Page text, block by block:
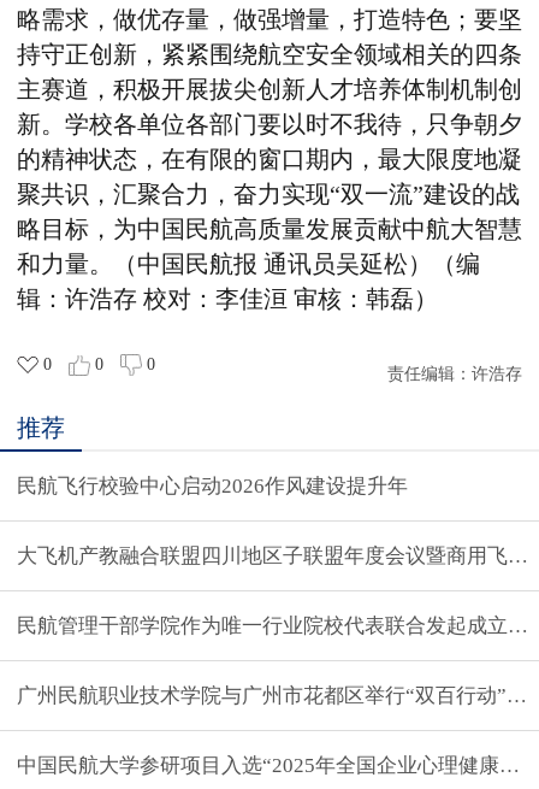
略需求，做优存量，做强增量，打造特色；要坚
持守正创新，紧紧围绕航空安全领域相关的四条
主赛道，积极开展拔尖创新人才培养体制机制创
新。学校各单位各部门要以时不我待，只争朝夕
的精神状态，在有限的窗口期内，最大限度地凝
聚共识，汇聚合力，奋力实现“双一流”建设的战
略目标，为中国民航高质量发展贡献中航大智慧
和力量。（中国民航报 通讯员吴延松）（编
辑：许浩存 校对：李佳洹 审核：韩磊）
0 0 0
责任编辑： 许浩存
推荐
民航飞行校验中心启动2026作风建设提升年
大飞机产教融合联盟四川地区子联盟年度会议暨商用飞
民航管理干部学院作为唯一行业院校代表联合发起成立
广州民航职业技术学院与广州市花都区举行“双百行动”联
中国民航大学参研项目入选“2025年全国企业心理健康服